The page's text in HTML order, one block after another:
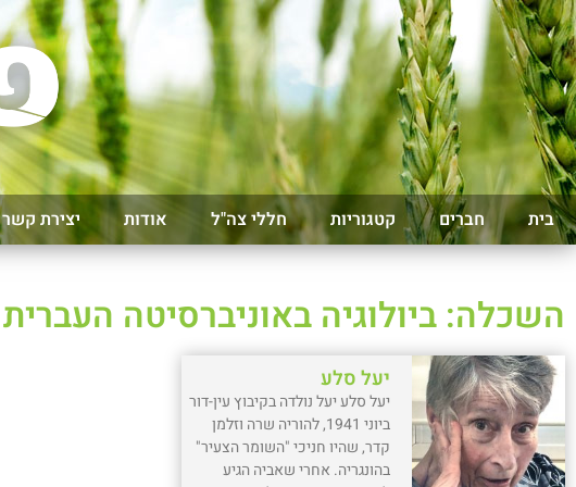
בית חברים קטגוריות חללי צה"ל אודות יצירת קשר
השכלה: ביולוגיה באוניברסיטה העברית
יעל סלע
יעל סלע יעל נולדה בקיבוץ עין-דור
ביוני 1941, להוריה שרה וזלמן
קדר, שהיו חניכי "השומר הצעיר"
בהונגריה. אחרי שאביה הגיע